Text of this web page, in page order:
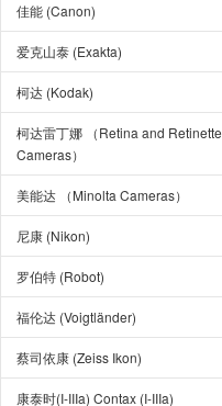
佳能 (Canon)
爱克山泰 (Exakta)
柯达 (Kodak)
柯达雷丁娜 （Retina and Retinette
Cameras）
美能达 （Minolta Cameras）
尼康 (Nikon)
罗伯特 (Robot)
福伦达 (Voigtländer)
蔡司依康 (Zeiss Ikon)
康泰时(I-IIIa) Contax (I-IIIa)